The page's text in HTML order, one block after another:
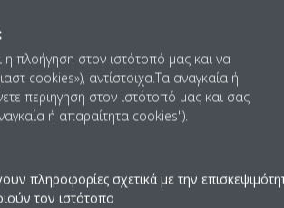
παρέχει στους επισκέπτες
να ρυθμίζουν οι ίδιοι τον
τουςκαι είναι, επίσης, πολύτιμη για
βόρεια και νότια όψη.
η πλοήγηση στον ιστότοπό μας και να
cookies»), αντίστοιχα.Τα αναγκαία ή
περιήγηση στον ιστότοπό μας και σας
ή απαραίτητα cookies").
πληροφορίες σχετικά με την
τον ιστότοπο